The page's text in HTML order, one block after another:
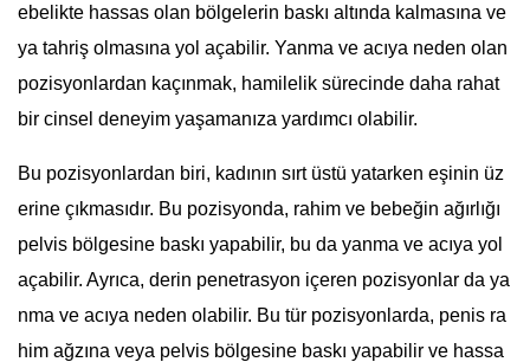
ebelikte hassas olan bölgelerin baskı altında kalmasına ve
ya tahriş olmasına yol açabilir. Yanma ve acıya neden olan
pozisyonlardan kaçınmak, hamilelik sürecinde daha rahat
bir cinsel deneyim yaşamanıza yardımcı olabilir.
Bu pozisyonlardan biri, kadının sırt üstü yatarken eşinin üz
erine çıkmasıdır. Bu pozisyonda, rahim ve bebeğin ağırlığı
pelvis bölgesine baskı yapabilir, bu da yanma ve acıya yol
açabilir. Ayrıca, derin penetrasyon içeren pozisyonlar da ya
nma ve acıya neden olabilir. Bu tür pozisyonlarda, penis ra
him ağzına veya pelvis bölgesine baskı yapabilir ve hassa